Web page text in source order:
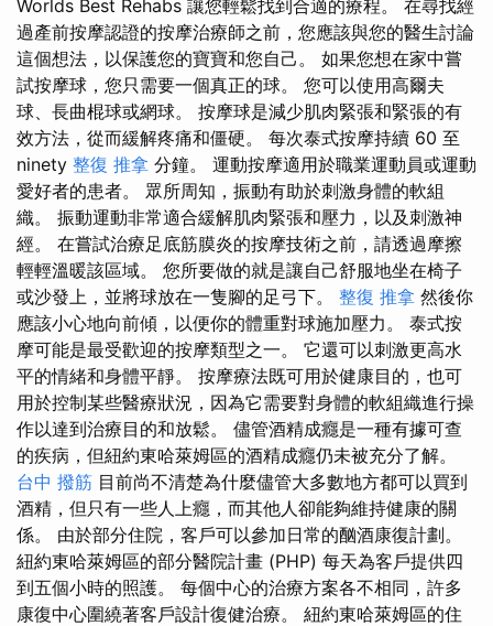
Worlds Best Rehabs 讓您輕鬆找到合適的療程。 在尋找經
過產前按摩認證的按摩治療師之前，您應該與您的醫生討論
這個想法，以保護您的寶寶和您自己。 如果您想在家中嘗
試按摩球，您只需要一個真正的球。 您可以使用高爾夫
球、長曲棍球或網球。 按摩球是減少肌肉緊張和緊張的有
效方法，從而緩解疼痛和僵硬。 每次泰式按摩持續 60 至
ninety 整復 推拿 分鐘。 運動按摩適用於職業運動員或運動
愛好者的患者。 眾所周知，振動有助於刺激身體的軟組
織。 振動運動非常適合緩解肌肉緊張和壓力，以及刺激神
經。 在嘗試治療足底筋膜炎的按摩技術之前，請透過摩擦
輕輕溫暖該區域。 您所要做的就是讓自己舒服地坐在椅子
或沙發上，並將球放在一隻腳的足弓下。 整復 推拿 然後你
應該小心地向前傾，以便你的體重對球施加壓力。 泰式按
摩可能是最受歡迎的按摩類型之一。 它還可以刺激更高水
平的情緒和身體平靜。 按摩療法既可用於健康目的，也可
用於控制某些醫療狀況，因為它需要對身體的軟組織進行操
作以達到治療目的和放鬆。 儘管酒精成癮是一種有據可查
的疾病，但紐約東哈萊姆區的酒精成癮仍未被充分了解。
台中 撥筋 目前尚不清楚為什麼儘管大多數地方都可以買到
酒精，但只有一些人上癮，而其他人卻能夠維持健康的關
係。 由於部分住院，客戶可以參加日常的酗酒康復計劃。
紐約東哈萊姆區的部分醫院計畫 (PHP) 每天為客戶提供四
到五個小時的照護。 每個中心的治療方案各不相同，許多
康復中心圍繞著客戶設計復健治療。 紐約東哈萊姆區的住